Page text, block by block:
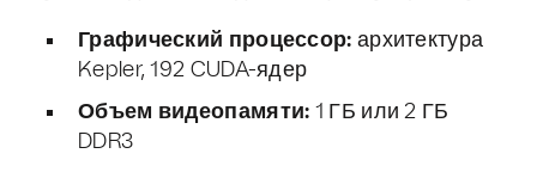
Графический процессор: архитектура
Kepler, 192 CUDA-ядер
Объем видеопамяти: 1 ГБ или 2 ГБ
DDR3